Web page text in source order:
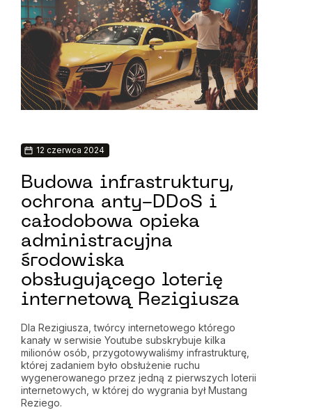
12 czerwca 2024
Budowa infrastruktury,
ochrona anty-DDoS i
całodobowa opieka
administracyjna
środowiska
obsługującego loterię
internetową Rezigiusza
Dla Rezigiusza, twórcy internetowego którego
kanały w serwisie Youtube subskrybuje kilka
milionów osób, przygotowywaliśmy infrastrukturę,
której zadaniem było obsłużenie ruchu
wygenerowanego przez jedną z pierwszych loterii
internetowych, w której do wygrania był Mustang
Reziego.